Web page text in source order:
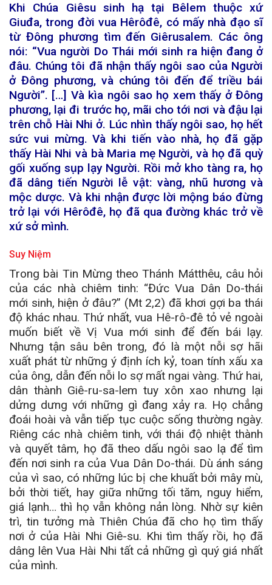
Khi Chúa Giêsu sinh hạ tại Bêlem thuộc xứ
Giuđa, trong đời vua Hêrôđê, có mấy nhà đạo sĩ
từ Đông phương tìm đến Giêrusalem. Các ông
nói: “Vua người Do Thái mới sinh ra hiện đang ở
đâu. Chúng tôi đã nhận thấy ngôi sao của Người
ở Đông phương, và chúng tôi đến để triều bái
Người”. […] Và kìa ngôi sao họ xem thấy ở Đông
phương, lại đi trước họ, mãi cho tới nơi và đậu lại
trên chỗ Hài Nhi ở. Lúc nhìn thấy ngôi sao, họ hết
sức vui mừng. Và khi tiến vào nhà, họ đã gặp
thấy Hài Nhi và bà Maria mẹ Người, và họ đã quỳ
gối xuống sụp lạy Người. Rồi mở kho tàng ra, họ
đã dâng tiến Người lễ vật: vàng, nhũ hương và
mộc dược. Và khi nhận được lời mộng báo đừng
trở lại với Hêrôđê, họ đã qua đường khác trở về
xứ sở mình.
Suy Niệm
Trong bài Tin Mừng theo Thánh Mátthêu, câu hỏi
của các nhà chiêm tinh: “Đức Vua Dân Do-thái
mới sinh, hiện ở đâu?” (Mt 2,2) đã khơi gợi ba thái
độ khác nhau. Thứ nhất, vua Hê-rô-đê tỏ vẻ ngoài
muốn biết về Vị Vua mới sinh để đến bái lạy.
Nhưng tận sâu bên trong, đó là một nỗi sợ hãi
xuất phát từ những ý định ích kỷ, toan tính xấu xa
của ông, dẫn đến nỗi lo sợ mất ngai vàng. Thứ hai,
dân thành Giê-ru-sa-lem tuy xôn xao nhưng lại
dửng dưng với những gì đang xảy ra. Họ chẳng
đoái hoài và vẫn tiếp tục cuộc sống thường ngày.
Riêng các nhà chiêm tinh, với thái độ nhiệt thành
và quyết tâm, họ đã theo dấu ngôi sao lạ để tìm
đến nơi sinh ra của Vua Dân Do-thái. Dù ánh sáng
của vì sao, có những lúc bị che khuất bởi mây mù,
bởi thời tiết, hay giữa những tối tăm, nguy hiểm,
giá lạnh… thì họ vẫn không nản lòng. Nhờ sự kiên
trì, tin tưởng mà Thiên Chúa đã cho họ tìm thấy
nơi ở của Hài Nhi Giê-su. Khi tìm thấy rồi, họ đã
dâng lên Vua Hài Nhi tất cả những gì quý giá nhất
của mình.